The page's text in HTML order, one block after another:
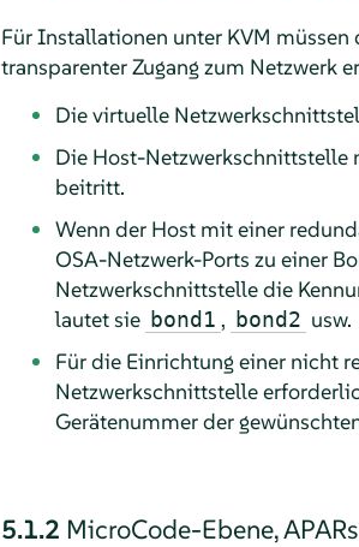
Für Installationen unter KVM
transparenter Zugang zum Netzwerk
Die virtuelle
Die Host-Netzwerkschnittstelle
beitritt.
Wenn der Host mit einer
OSA-Netzwerk-Ports zu einer
Netzwerkschnittstelle die
lautet sie bond1 , bond2 usw.
Für die Einrichtung einer nicht
Netzwerkschnittstelle
Gerätenummer der
5.1.2 MicroCode-Ebene,